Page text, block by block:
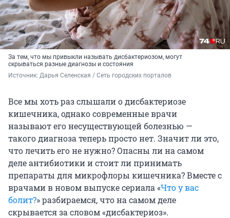
За тем, что мы привыкли называть дисбактериозом, могут
скрываться разные диагнозы и состояния
Источник: Дарья Селенская / Сеть городских порталов
Все мы хоть раз слышали о дисбактериозе
кишечника, однако современные врачи
называют его несуществующей болезнью —
такого диагноза теперь просто нет. Значит ли это,
что лечить его не нужно? Опасны ли на самом
деле антибиотики и стоит ли принимать
препараты для микрофлоры кишечника? Вместе с
врачами в новом выпуске сериала «Что у вас
болит?» разбираемся, что на самом деле
скрывается за словом «дисбактериоз».